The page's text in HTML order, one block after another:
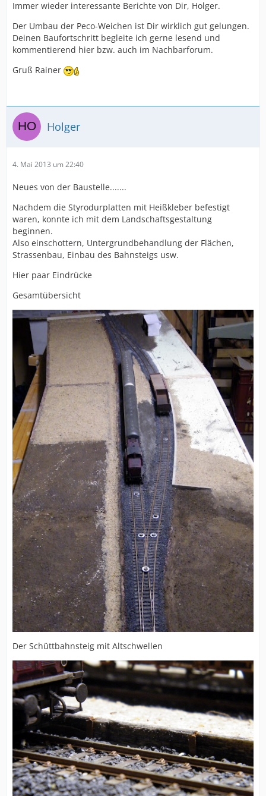
Immer wieder interessante Berichte von Dir, Holger.
Der Umbau der Peco-Weichen ist Dir wirklich gut gelungen.
Deinen Baufortschritt begleite ich gerne lesend und
kommentierend hier bzw. auch im Nachbarforum.
Gruß Rainer
Holger
4. Mai 2013 um 22:40
Neues von der Baustelle.......
Nachdem die Styrodurplatten mit Heißkleber befestigt
waren, konnte ich mit dem Landschaftsgestaltung
beginnen.
Also einschottern, Untergrundbehandlung der Flächen,
Strassenbau, Einbau des Bahnsteigs usw.
Hier paar Eindrücke
Gesamtübersicht
Der Schüttbahnsteig mit Altschwellen